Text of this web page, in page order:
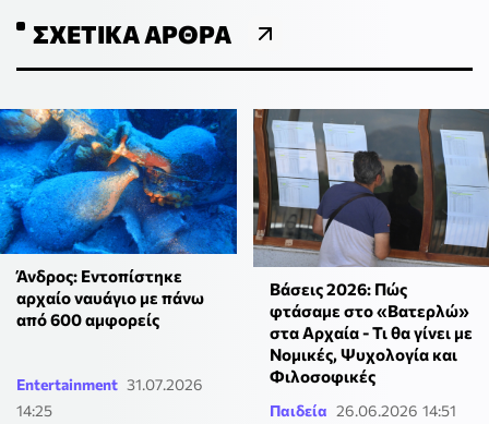
ΣΧΕΤΙΚΆ ΆΡΘΡΑ
Άνδρος: Εντοπίστηκε
αρχαίο ναυάγιο με πάνω
από 600 αμφορείς
Entertainment 31.07.2026
14:25
Βάσεις 2026: Πώς
φτάσαμε στο «Βατερλώ»
στα Αρχαία - Τι θα γίνει με
Νομικές, Ψυχολογία και
Φιλοσοφικές
Παιδεία 26.06.2026 14:51